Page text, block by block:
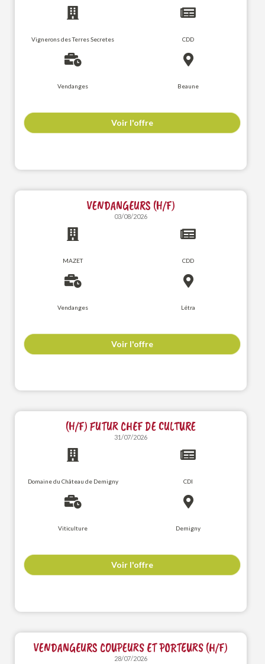
Vignerons des Terres Secretes CDD
Vendanges Beaune
Voir l'offre
VENDANGEURS (H/F)
03/08/2026
MAZET CDD
Vendanges Létra
Voir l'offre
(H/F) FUTUR CHEF DE CULTURE
31/07/2026
Domaine du Château de Demigny CDI
Viticulture Demigny
Voir l'offre
VENDANGEURS COUPEURS ET PORTEURS (H/F)
28/07/2026